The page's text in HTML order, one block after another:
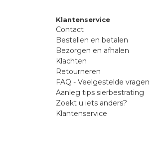
Klantenservice
Contact
Bestellen en betalen
Bezorgen en afhalen
Klachten
Retourneren
FAQ - Veelgestelde vragen
Aanleg tips sierbestrating
Zoekt u iets anders?
Klantenservice